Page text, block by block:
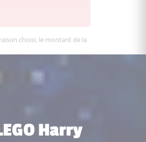
choisi, le montant de la
Harry